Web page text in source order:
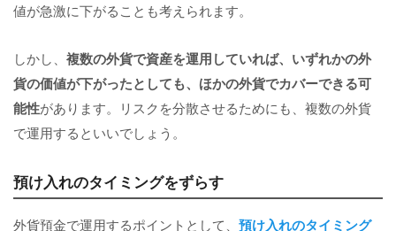
値が急激に下がることも考えられます。
しかし、 複数の外貨で資産を運用していれば、いずれかの外
貨の価値が下がったとしても、ほかの外貨でカバーできる可
能性があります。リスクを分散させるためにも、複数の外貨
で運用するといいでしょう。
預け入れのタイミングをずらす
外貨預金で運用するポイントとして、 預け入れのタイミング